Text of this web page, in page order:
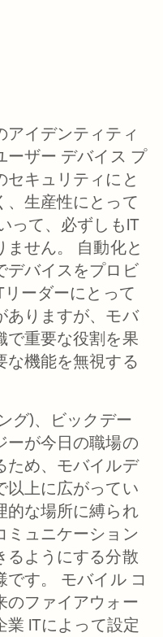
アイデンティティ
ーザー デバイス プ
セキュリティにと
、生産性にとって
って、必ずしもIT
ません。 自動化と
デバイスをプロビ
ーダーにとって
ありますが、モバ
で重要な役割を果
な機能を無視する
グ)、ビックデー
ーが今日の職場の
ため、モバイルデ
以上に広がってい
的な場所に縛られ
ミュニケーション
るようにする分散
です。 モバイル コ
のファイアウォー
業 ITによって設定